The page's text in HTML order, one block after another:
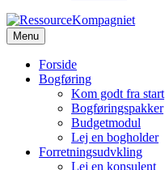
Menu
Forside
Bogføring
Kom godt fra start
Bogføringspakker
Budgetmodul
Lej en bogholder
Forretningsudvkling
Lej en konsulent